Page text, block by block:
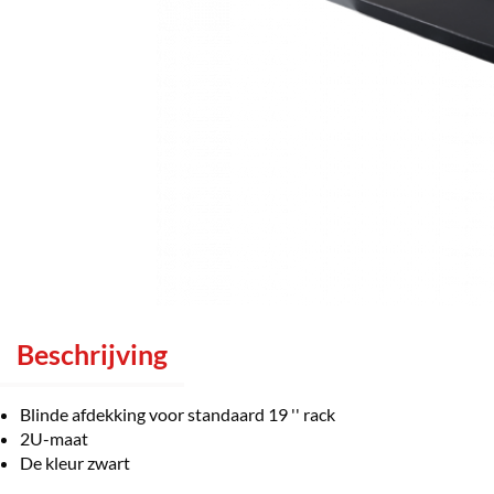
Beschrijving
Blinde afdekking voor standaard 19 '' rack
2U-maat
De kleur zwart